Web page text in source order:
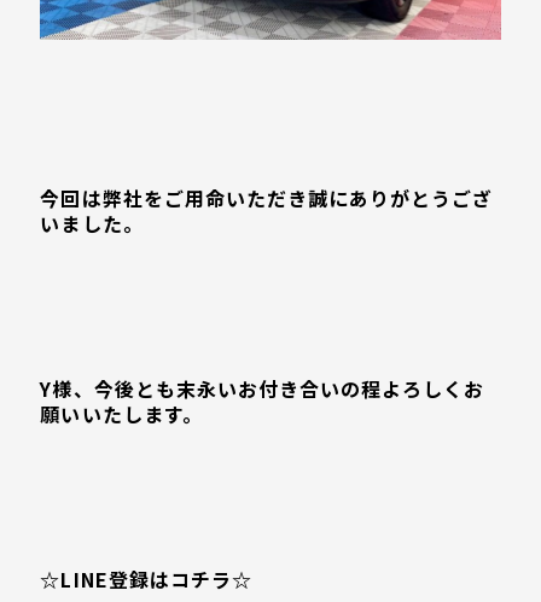
今回は弊社をご用命いただき誠にありがとうござ
いました。
Y様、今後とも末永いお付き合いの程よろしくお
願いいたします。
☆LINE登録はコチラ☆